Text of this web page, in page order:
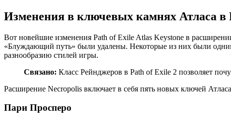
Изменения в ключевых камнях Атласа в
Вот новейшие изменения Path of Exile Atlas Keystone в
«Блуждающий путь» были удалены. Некоторые из них были
разнообразию стилей игры.
Связано: Класс Рейнджеров в Path of Exile 2 позволяет
Расширение Necropolis включает в себя пять новых ключей
Пари Просперо